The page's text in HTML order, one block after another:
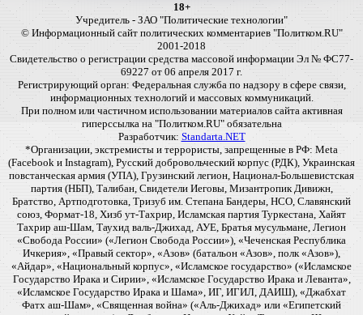
18+
Учредитель - ЗАО "Политические технологии"
© Информационный сайт политических комментариев "Политком.RU"
2001-2018
Свидетельство о регистрации средства массовой информации Эл № ФС77-
69227 от 06 апреля 2017 г.
Регистрирующий орган: Федеральная служба по надзору в сфере связи,
информационных технологий и массовых коммуникаций.
При полном или частичном использовании материалов сайта активная
гиперссылка на "Политком.RU" обязательна
Разработчик: Standarta.NET
*Организации, экстремисты и террористы, запрещенные в РФ: Meta
(Facebook и Instagram), Русский добровольческий корпус (РДК), Украинская
повстанческая армия (УПА), Грузинский легион, Национал-Большевистская
партия (НБП), Талибан, Свидетели Иеговы, Мизантропик Дивижн,
Братство, Артподготовка, Тризуб им. Степана Бандеры, НСО, Славянский
союз, Формат-18, Хизб ут-Тахрир, Исламская партия Туркестана, Хайят
Тахрир аш-Шам, Таухид валь-Джихад, АУЕ, Братья мусульмане, Легион
«Свобода России» («Легион Свобода России»), «Чеченская Республика
Ичкерия», «Правый сектор», «Азов» (батальон «Азов», полк «Азов»),
«Айдар», «Национальный корпус», «Исламское государство» («Исламское
Государство Ирака и Сирии», «Исламское Государство Ирака и Леванта»,
«Исламское Государство Ирака и Шама», ИГ, ИГИЛ, ДАИШ), «Джабхат
Фатх аш-Шам», «Священная война» («Аль-Джихад» или «Египетский